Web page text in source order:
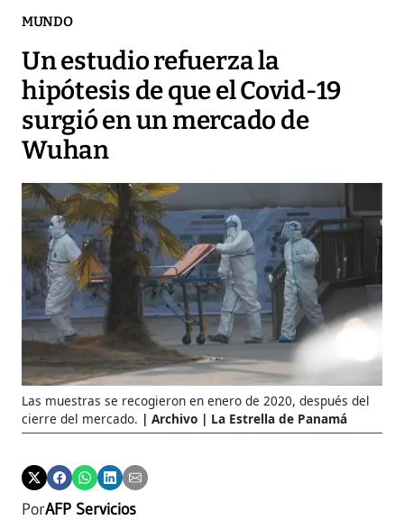
MUNDO
Un estudio refuerza la
hipótesis de que el Covid-19
surgió en un mercado de
Wuhan
Las muestras se recogieron en enero de 2020, después del
cierre del mercado.
Archivo | La Estrella de Panamá
PorAFP Servicios